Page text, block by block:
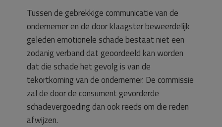
Tussen de gebrekkige communicatie van de
ondernemer en de door klaagster beweerdelijk
geleden emotionele schade bestaat niet een
zodanig verband dat geoordeeld kan worden
dat die schade het gevolg is van de
tekortkoming van de ondernemer. De commissie
zal de door de consument gevorderde
schadevergoeding dan ook reeds om die reden
afwijzen.